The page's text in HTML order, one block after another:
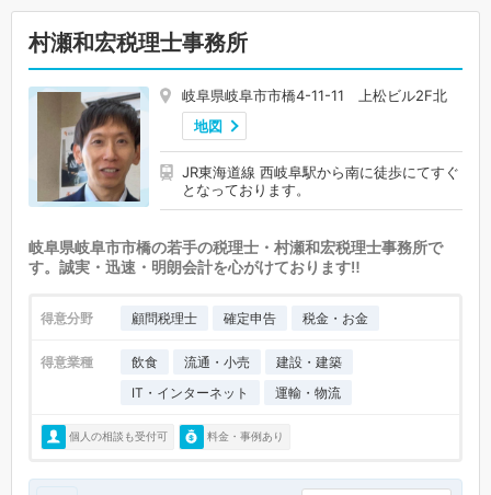
村瀬和宏税理士事務所
岐阜県岐阜市市橋4-11-11 上松ビル2F北
地図
JR東海道線 西岐阜駅から南に徒歩にてすぐ
となっております。
岐阜県岐阜市市橋の若手の税理士・村瀬和宏税理士事務所で
す。誠実・迅速・明朗会計を心がけております‼
得意分野 顧問税理士 確定申告 税金・お金
得意業種 飲食 流通・小売
建設・建築
IT・インターネット
運輸・物流
個人の相談も受付可 料金・事例あり